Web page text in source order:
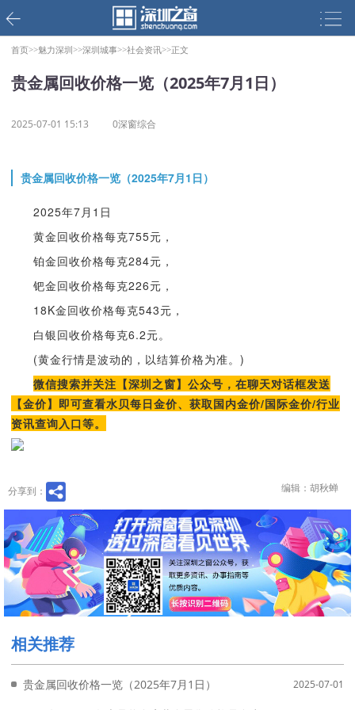
首页>>魅力深圳>>深圳城事>>社会资讯>>正文
贵金属回收价格一览（2025年7月1日）
2025-07-01 15:13 0深窗综合
贵金属回收价格一览（2025年7月1日）
2025年7月1日
黄金回收价格每克755元，
铂金回收价格每克284元，
钯金回收价格每克226元，
18K金回收价格每克543元，
白银回收价格每克6.2元。
(黄金行情是波动的，以结算价格为准。)
微信搜索并关注【深圳之窗】公众号，在聊天对话框发送
【金价】即可查看水贝每日金价、获取国内金价/国际金价/行业
资讯查询入口等。
分享到： 编辑：胡秋蝉
相关推荐
贵金属回收价格一览（2025年7月1日） 2025-07-01